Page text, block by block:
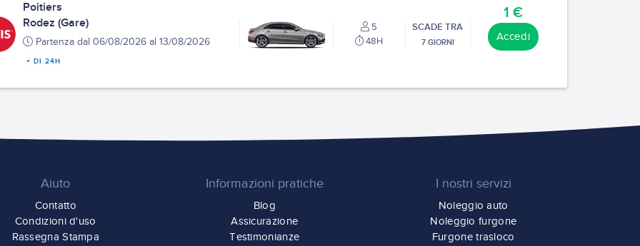
Poitiers
Rodez (Gare)
Partenza dal 06/08/2026 al 13/08/2026
+ DI 24H
5
48H
SCADE TRA
7 GIORNI
1 €
Accedi
Aiuto
Contatto
Condizioni d'uso
Rassegna Stampa
Informazioni pratiche
Blog
Assicurazione
Testimonianze
I nostri servizi
Noleggio auto
Noleggio furgone
Furgone trasloco